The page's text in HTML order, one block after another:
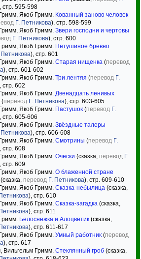
стр. 595-598
Якоб Гримм. Кованный заново человек
Г. Петникова), стр. 598-599
Якоб Гримм. Звери господни и чертовы
Г. Петникова), стр. 600
Якоб Гримм. Петушиное бревно
Петникова), стр. 601
Якоб Гримм. Старая нищенка (перевод
), стр. 601-602
Якоб Гримм. Три лентяя (перевод Г.
стр. 602
Якоб Гримм. Двенадцать ленивых
(перевод Г. Петникова), стр. 603-605
Якоб Гримм. Пастушок (перевод Г.
стр. 605-606
Якоб Гримм. Звёздные талеры
Петникова), стр. 606-608
Якоб Гримм. Смотрины (перевод Г.
стр. 608
Якоб Гримм. Очески (сказка, перевод Г.
стр. 609
Якоб Гримм. О блаженной стране
(сказка, перевод Г. Петникова), стр. 609-610
Якоб Гримм. Сказка-небылица (сказка,
), стр. 610
Якоб Гримм. Сказка-загадка (сказка,
), стр. 611
Белоснежка и Алоцветик (сказка,
), стр. 611-617
Якоб Гримм. Умный работник (перевод
), стр. 617
Вильгельм Гримм. Стеклянный гроб (сказка,